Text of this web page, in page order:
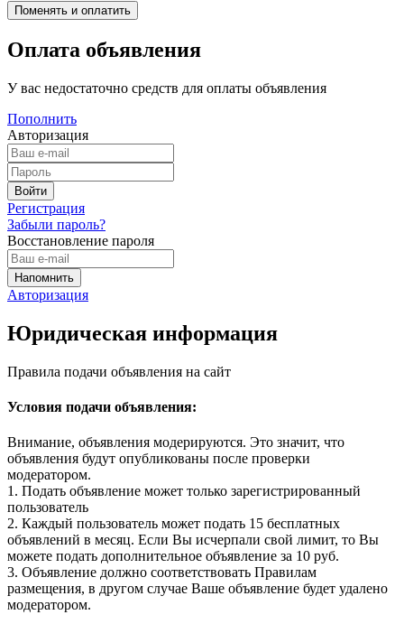
Оплата объявления
У вас недостаточно средств для оплаты объявления
Пополнить
Авторизация
Регистрация
Забыли пароль?
Восстановление пароля
Авторизация
Юридическая информация
Правила подачи объявления на сайт
Условия подачи объявления:
Внимание, объявления модерируются. Это значит, что
объявления будут опубликованы после проверки
модератором.
1. Подать объявление может только зарегистрированный
пользователь
2. Каждый пользователь может подать 15 бесплатных
объявлений в месяц. Если Вы исчерпали свой лимит, то Вы
можете подать дополнительное объявление за 10 руб.
3. Объявление должно соответствовать Правилам
размещения, в другом случае Ваше объявление будет удалено
модератором.